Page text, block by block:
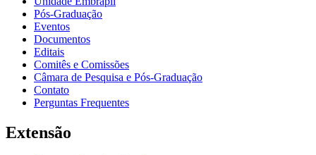
Pós-Graduação
Eventos
Documentos
Editais
Comitês e Comissões
Câmara de Pesquisa e Pós-Graduação
Contato
Perguntas Frequentes
Extensão